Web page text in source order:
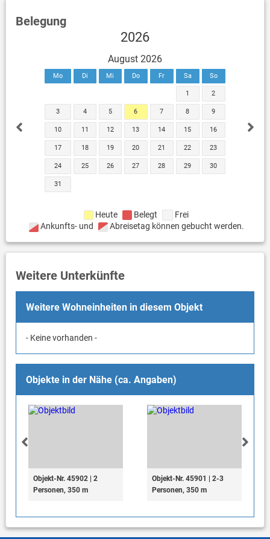
Belegung
2026
August 2026
Mo Di Mi Do Fr Sa So
1 2
3 4 5 6 7 8 9
10 11 12 13 14 15 16
17 18 19 20 21 22 23
24 25 26 27 28 29 30
31
Heute Belegt
Frei
Ankunfts- und
Abreisetag können gebucht werden.
Weitere Unterkünfte
Weitere Wohneinheiten in diesem Objekt
- Keine vorhanden -
Objekte in der Nähe (ca. Angaben)
Objekt-Nr. 45902 | 2
Personen, 350 m
Objekt-Nr. 45901 | 2-3
Personen, 350 m